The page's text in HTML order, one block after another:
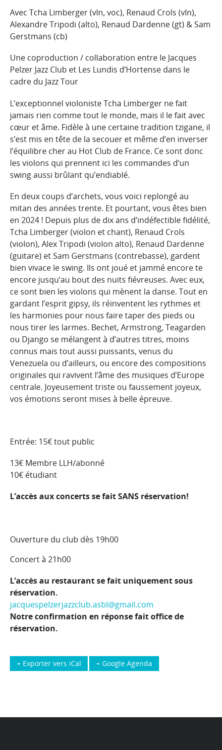
Avec Tcha Limberger (vln, voc), Renaud Crols (vln),
Alexandre Tripodi (alto), Renaud Dardenne (gt) & Sam
Gerstmans (cb)
Une coproduction / collaboration entre le Jacques
Pelzer Jazz Club et Les Lundis d’Hortense dans le
cadre du Jazz Tour
L’exceptionnel violoniste Tcha Limberger ne fait
jamais rien comme tout le monde, mais il le fait avec
cœur et âme. Fidèle à une certaine tradition tzigane, il
s’est mis en tête de la secouer et même d’en inverser
l’équilibre cher au Hot Club de France. Ce sont donc
les violons qui prennent ici les commandes d’un
swing aussi brûlant qu’endiablé.
En deux coups d’archets, vous voici replongé au
mitan des années trente. Et pourtant, vous êtes bien
en 2024 ! Depuis plus de dix ans d’indéfectible fidélité,
Tcha Limberger (violon et chant), Renaud Crols
(violon), Alex Tripodi (violon alto), Renaud Dardenne
(guitare) et Sam Gerstmans (contrebasse), gardent
bien vivace le swing. Ils ont joué et jammé encore te
encore jusqu’au bout des nuits fiévreuses. Avec eux,
ce sont bien les violons qui mènent la danse. Tout en
gardant l’esprit gipsy, ils réinventent les rythmes et
les harmonies pour nous faire taper des pieds ou
nous tirer les larmes. Bechet, Armstrong, Teagarden
ou Django se mélangent à d’autres titres, moins
connus mais tout aussi puissants, venus du
Venezuela ou d’ailleurs, ou encore des compositions
originales qui ravivent l’âme des musiques d’Europe
centrale. Joyeusement triste ou faussement joyeux,
vos émotions seront mises à belle épreuve.
Entrée: 15€ tout public
13€ Membre LLH/abonné
10€ étudiant
L’accès aux concerts se fait SANS réservation!
Ouverture du club dès 19h00
Concert à 21h00
L’accès au restaurant se fait uniquement sous
réservation.
jacquespelzerjazzclub.asbl@gmail.com
Notre confirmation en réponse fait office de
réservation.
+ Google Agenda
+ Exporter vers iCal